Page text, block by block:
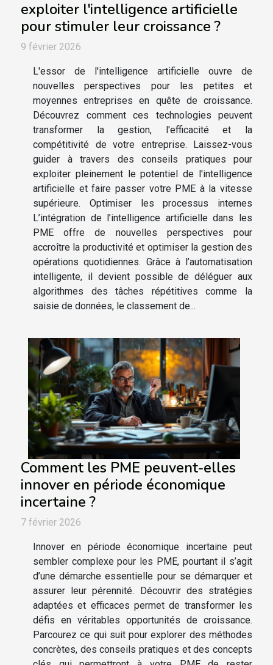
exploiter l'intelligence artificielle
pour stimuler leur croissance ?
9 février 2026
L'essor de l'intelligence artificielle ouvre de
nouvelles perspectives pour les petites et
moyennes entreprises en quête de croissance.
Découvrez comment ces technologies peuvent
transformer la gestion, l'efficacité et la
compétitivité de votre entreprise. Laissez-vous
guider à travers des conseils pratiques pour
exploiter pleinement le potentiel de l'intelligence
artificielle et faire passer votre PME à la vitesse
supérieure. Optimiser les processus internes
L’intégration de l’intelligence artificielle dans les
PME offre de nouvelles perspectives pour
accroître la productivité et optimiser la gestion des
opérations quotidiennes. Grâce à l’automatisation
intelligente, il devient possible de déléguer aux
algorithmes des tâches répétitives comme la
saisie de données, le classement de...
Comment les PME peuvent-elles
innover en période économique
incertaine ?
7 février 2026
Innover en période économique incertaine peut
sembler complexe pour les PME, pourtant il s’agit
d’une démarche essentielle pour se démarquer et
assurer leur pérennité. Découvrir des stratégies
adaptées et efficaces permet de transformer les
défis en véritables opportunités de croissance.
Parcourez ce qui suit pour explorer des méthodes
concrètes, des conseils pratiques et des concepts